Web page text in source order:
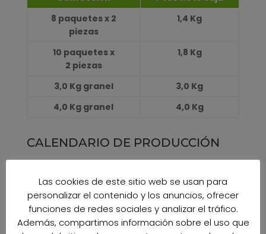
8 paquetes x 2
piezas
1,4 Kg
10 paquetes x
2 piezas
1,8 Kg
3,0 Kg granel
3,0 Kg
4,0 Kg granel
4,0 Kg
CALENDARIO DE PRODUCCIÓN
ENERO
100%
100%
FEBRERO
100%
100%
Las cookies de este sitio web se usan para
personalizar el contenido y los anuncios, ofrecer
funciones de redes sociales y analizar el tráfico.
Además, compartimos información sobre el uso que